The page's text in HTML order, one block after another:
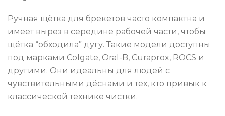
Ручная щётка для брекетов часто компактна и
имеет вырез в середине рабочей части, чтобы
щётка “обходила” дугу. Такие модели доступны
под марками Colgate, Oral-B, Curaprox, ROCS и
другими. Они идеальны для людей с
чувствительными дёснами и тех, кто привык к
классической технике чистки.